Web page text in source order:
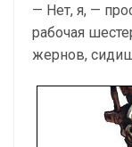
— Нет, я, —
рабочая
жернов,